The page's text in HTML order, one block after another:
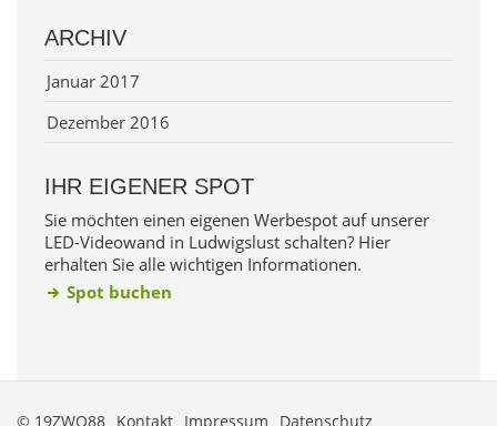
ARCHIV
Januar 2017
Dezember 2016
IHR EIGENER SPOT
Sie möchten einen eigenen Werbespot auf unserer
LED-Videowand in Ludwigslust schalten? Hier
erhalten Sie alle wichtigen Informationen.
Spot buchen
© 19ZWO88 Kontakt Impressum Datenschutz